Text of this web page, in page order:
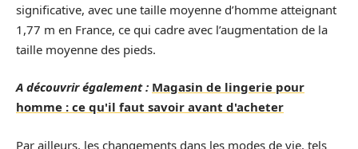
significative, avec une taille moyenne d’homme atteignant
1,77 m en France, ce qui cadre avec l’augmentation de la
taille moyenne des pieds.
A découvrir également : Magasin de lingerie pour
homme : ce qu'il faut savoir avant d'acheter
Par ailleurs, les changements dans les modes de vie, tels